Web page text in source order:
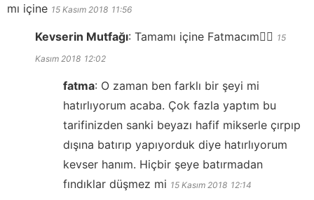
mı içine 15 Kasım 2018 11:56
Kevserin Mutfağı: Tamamı içine Fatmacım👍🏻 15
Kasım 2018 12:02
fatma: O zaman ben farklı bir şeyi mi
hatırlıyorum acaba. Çok fazla yaptım bu
tarifinizden sanki beyazı hafif mikserle çırpıp
dışına batırıp yapıyorduk diye hatırlıyorum
kevser hanım. Hiçbir şeye batırmadan
fındıklar düşmez mi 15 Kasım 2018 12:14